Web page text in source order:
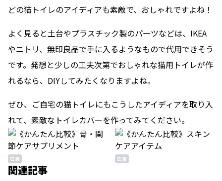
どの猫トイレのアイディアも素敵で、おしゃれですよね！
よく見ると土台やプラスチック製のパーツなどは、IKEA
やニトリ、無印良品で手に入るようなもので代用できそう
です。発想と少しの工夫次第でおしゃれな猫用トイレが作
れるなら、DIYしてみたくなりますよね。
ぜひ、ご自宅の猫トイレにもこうしたアイディアを取り入
れて、素敵なトイレカバーを作ってみてください。
広告 広告
関連記事